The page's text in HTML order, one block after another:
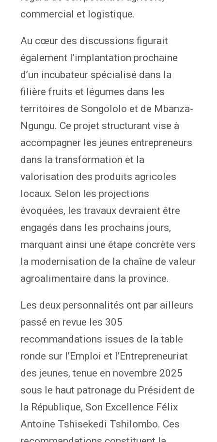
commercial et logistique.
Au cœur des discussions figurait
également l’implantation prochaine
d’un incubateur spécialisé dans la
filière fruits et légumes dans les
territoires de Songololo et de Mbanza-
Ngungu. Ce projet structurant vise à
accompagner les jeunes entrepreneurs
dans la transformation et la
valorisation des produits agricoles
locaux. Selon les projections
évoquées, les travaux devraient être
engagés dans les prochains jours,
marquant ainsi une étape concrète vers
la modernisation de la chaîne de valeur
agroalimentaire dans la province.
Les deux personnalités ont par ailleurs
passé en revue les 305
recommandations issues de la table
ronde sur l’Emploi et l’Entrepreneuriat
des jeunes, tenue en novembre 2025
sous le haut patronage du Président de
la République, Son Excellence Félix
Antoine Tshisekedi Tshilombo. Ces